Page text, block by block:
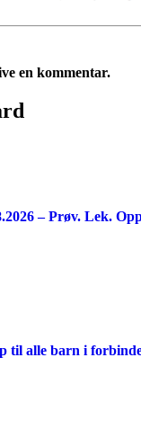
en kommentar.
– Prøv. Lek.
til alle barn i